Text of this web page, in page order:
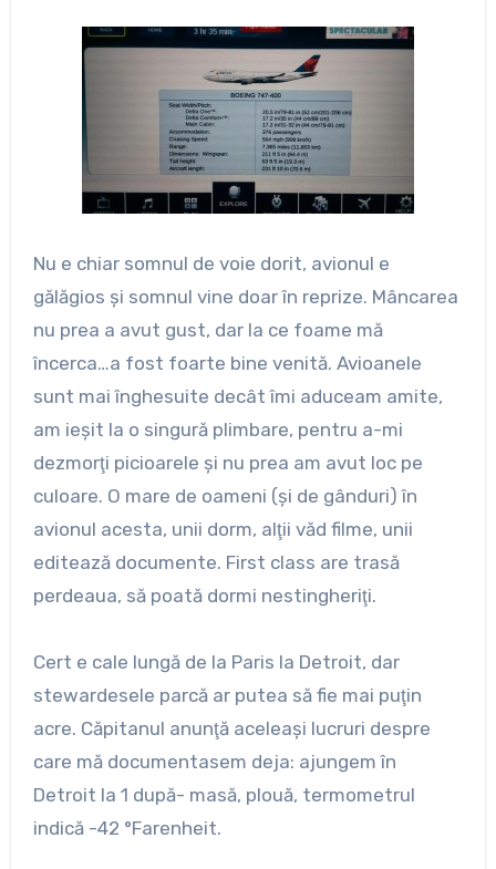
Nu e chiar somnul de voie dorit, avionul e
gălăgios şi somnul vine doar în reprize. Mâncarea
nu prea a avut gust, dar la ce foame mă
încerca…a fost foarte bine venită. Avioanele
sunt mai înghesuite decât îmi aduceam amite,
am ieşit la o singură plimbare, pentru a-mi
dezmorţi picioarele şi nu prea am avut loc pe
culoare. O mare de oameni (şi de gânduri) în
avionul acesta, unii dorm, alţii văd filme, unii
editează documente. First class are trasă
perdeaua, să poată dormi nestingheriţi.
Cert e cale lungă de la Paris la Detroit, dar
stewardesele parcă ar putea să fie mai puţin
acre. Căpitanul anunţă aceleaşi lucruri despre
care mă documentasem deja: ajungem în
Detroit la 1 după- masă, plouă, termometrul
indică -42 °Farenheit.